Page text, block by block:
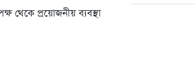
থেকে প্রয়োজনীয় ব্যবস্থা